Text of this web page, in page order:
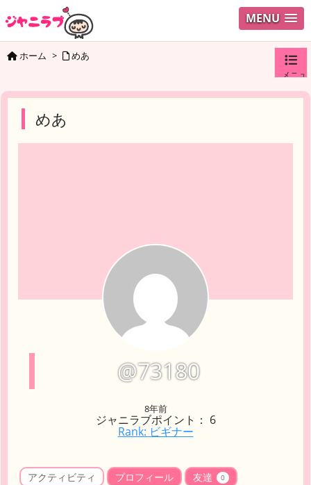
MENU
メニュ
ホーム > めあ
めあ
@73180
8年前
ジャニラブポイント： 6
Rank: ビギナー
アクティビティ プロフィール 友達 0